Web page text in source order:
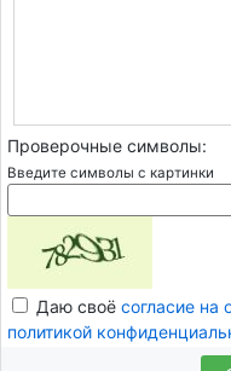
Проверочные символы:
Введите символы с картинки
Даю своё согласие на
политикой